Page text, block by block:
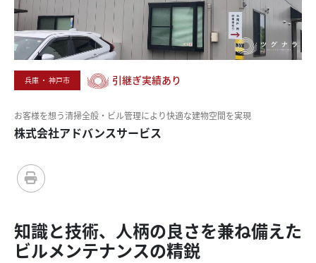
兵庫 ・ 神戸市 引継ぎ実績あり
お客様を想う清掃全般・ ビル管理により快適な建物空間を実現
株式会社アドバンスサービス
知識と技術、 人柄の良さを兼ね備えた
ビルメンテナンスの精鋭